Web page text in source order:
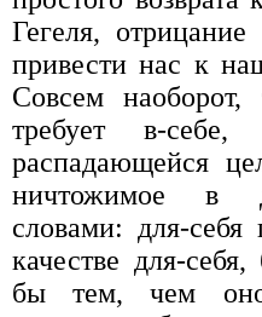
Гегеля,
привести нас к
Совсем наоборот,
требует в-
распадающейся
ничтожимое в
словами: для-себя
качестве для-
бы тем, чем оно